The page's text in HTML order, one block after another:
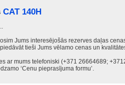
CAT 140H
Jums interesējošās rezerves daļas
tieši Jums vēlamo cenas un
ar mums telefoniski (+371 26664689;
‘Cenu pieprasījuma formu’.